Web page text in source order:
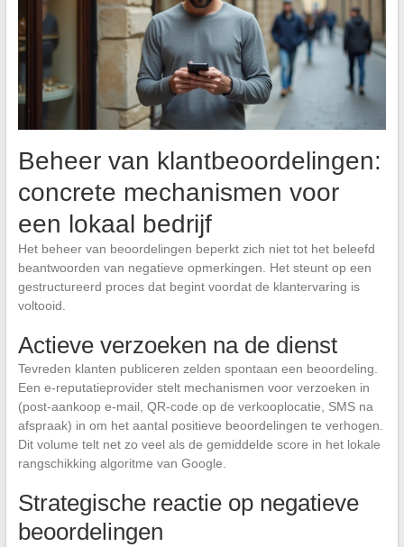
Beheer van klantbeoordelingen:
concrete mechanismen voor
een lokaal bedrijf
Het beheer van beoordelingen beperkt zich niet tot het beleefd
beantwoorden van negatieve opmerkingen. Het steunt op een
gestructureerd proces dat begint voordat de klantervaring is
voltooid.
Actieve verzoeken na de dienst
Tevreden klanten publiceren zelden spontaan een beoordeling.
Een e-reputatieprovider stelt mechanismen voor verzoeken in
(post-aankoop e-mail, QR-code op de verkooplocatie, SMS na
afspraak) in om het aantal positieve beoordelingen te verhogen.
Dit volume telt net zo veel als de gemiddelde score in het lokale
rangschikking algoritme van Google.
Strategische reactie op negatieve
beoordelingen